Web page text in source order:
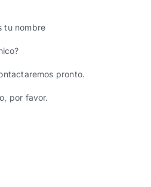
tu nombre
pronto.
por favor.